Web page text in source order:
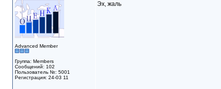
Advanced Member
Группа: Members
Сообщений: 102
Пользователь №: 5001
Регистрация: 24-03 11
Эх, жаль